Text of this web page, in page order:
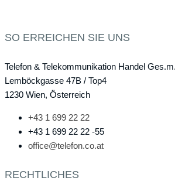
SO ERREICHEN SIE UNS
Telefon & Telekommunikation Handel
Lemböckgasse 47B / Top4
1230 Wien, Österreich
+43 1 699 22 22
+43 1 699 22 22 -55
office@telefon.co.at
RECHTLICHES